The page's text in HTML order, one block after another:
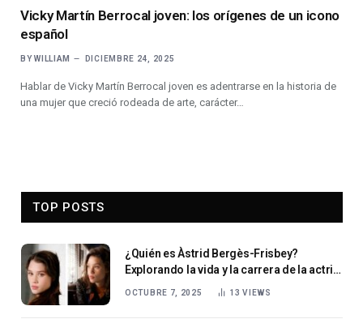
Vicky Martín Berrocal joven: los orígenes de un icono
español
BY WILLIAM DICIEMBRE 24, 2025
Hablar de Vicky Martín Berrocal joven es adentrarse en la historia de
una mujer que creció rodeada de arte, carácter…
TOP POSTS
¿Quién es Àstrid Bergès-Frisbey?
Explorando la vida y la carrera de la actriz
OCTUBRE 7, 2025 13VIEWS